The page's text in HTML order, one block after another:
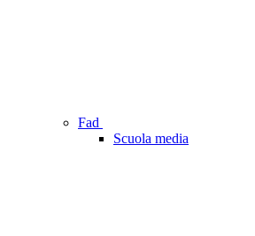
Fad
Scuola media